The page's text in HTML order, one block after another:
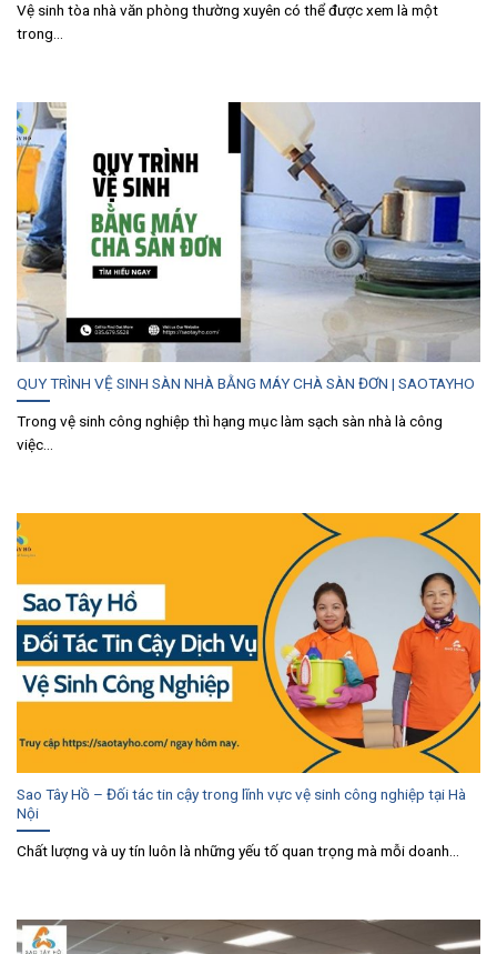
Vệ sinh tòa nhà văn phòng thường xuyên có thể được xem là một
trong...
QUY TRÌNH VỆ SINH SÀN NHÀ BẰNG MÁY CHÀ SÀN ĐƠN | SAOTAYHO
Trong vệ sinh công nghiệp thì hạng mục làm sạch sàn nhà là công
việc...
Sao Tây Hồ – Đối tác tin cậy trong lĩnh vực vệ sinh công nghiệp tại Hà
Nội
Chất lượng và uy tín luôn là những yếu tố quan trọng mà mỗi doanh...